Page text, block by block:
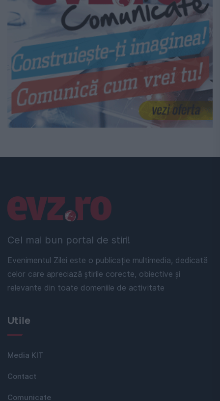
Cel mai bun portal de stiri!
Evenimentul Zilei este o publicație multimedia, dedicată
celor care apreciază știrile corecte, obiective și
relevante din toate domeniile de activitate
Linkuri utile
Utile
Media KIT
Contact
Comunicate